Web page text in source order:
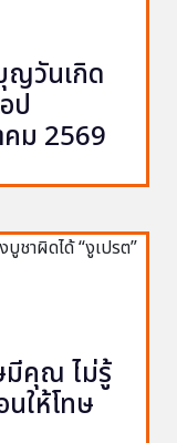
ญวันเกิด
ป
คม 2569
มีคุณ ไม่รู้
นให้โทษ